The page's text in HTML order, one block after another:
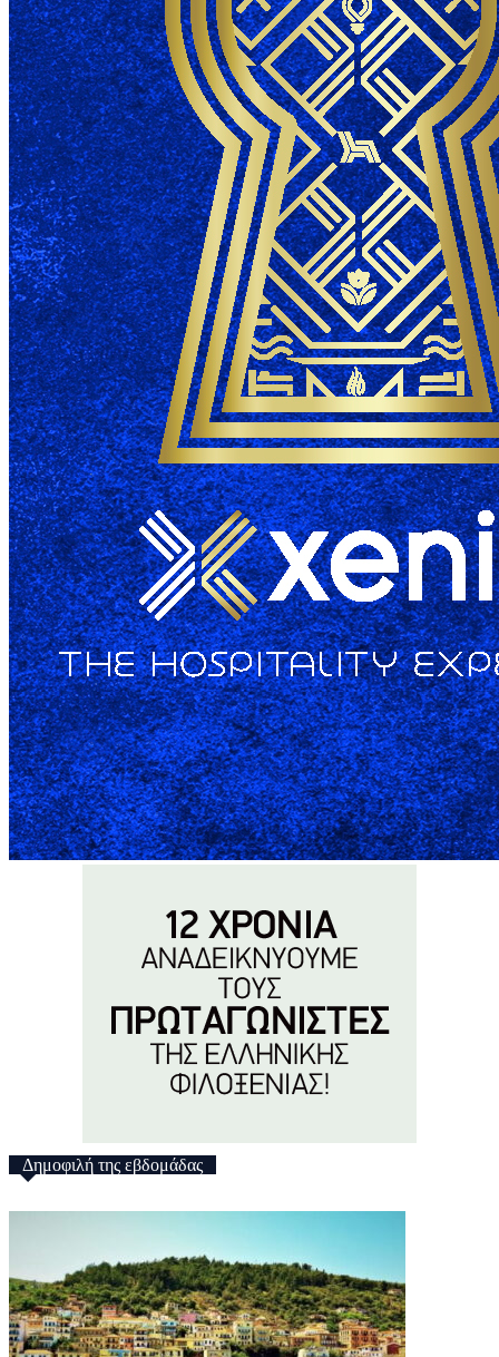
Δημοφιλή της εβδομάδας